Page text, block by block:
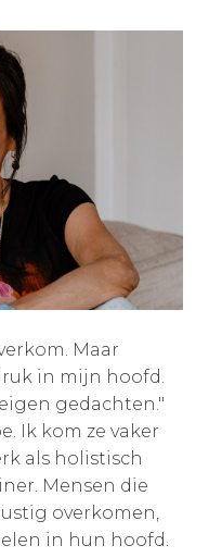
Maar
in mijn hoofd.
gedachten."
Ik kom ze vaker
als holistisch
Mensen die
overkomen,
in hun hoofd.